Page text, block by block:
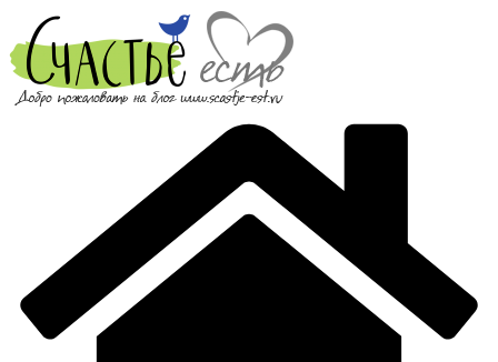
Перейти
содержимому